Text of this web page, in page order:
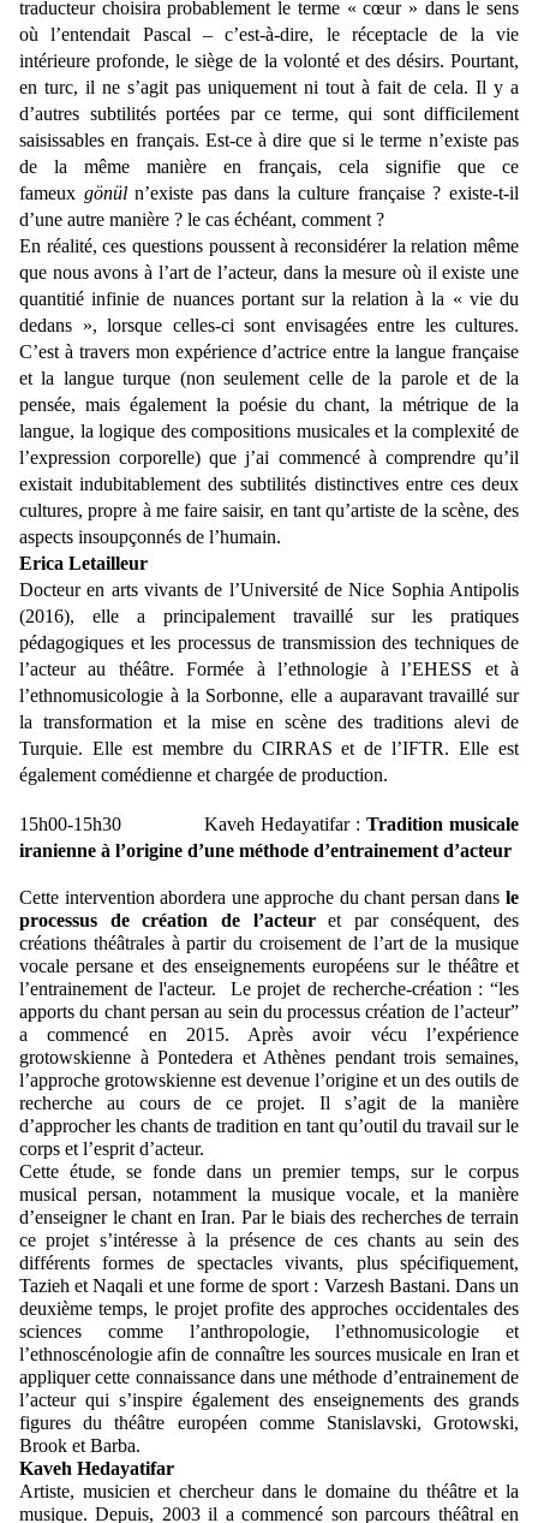
traducteur choisira probablement le terme « cœur » dans le sens
où l’entendait Pascal – c’est-à-dire, le réceptacle de la vie
intérieure profonde, le siège de la volonté et des désirs. Pourtant,
en turc, il ne s’agit pas uniquement ni tout à fait de cela. Il y a
d’autres subtilités portées par ce terme, qui sont difficilement
saisissables en français. Est-ce à dire que si le terme n’existe pas
de la même manière en français, cela signifie que ce
fameux gönüln’existe pas dans la culture française ? existe-t-il
d’une autre manière ? le cas échéant, comment ?
En réalité, ces questions poussent à reconsidérer la relation même
que nous avons à l’art de l’acteur, dans la mesure où il existe une
quantitié infinie de nuances portant sur la relation à la « vie du
dedans », lorsque celles-ci sont envisagées entre les cultures.
C’est à travers mon expérience d’actrice entre la langue française
et la langue turque (non seulement celle de la parole et de la
pensée, mais également la poésie du chant, la métrique de la
langue, la logique des compositions musicales et la complexité de
l’expression corporelle) que j’ai commencé à comprendre qu’il
existait indubitablement des subtilités distinctives entre ces deux
cultures, propre à me faire saisir, en tant qu’artiste de la scène, des
aspects insoupçonnés de l’humain.
Erica Letailleur
Docteur en arts vivants de l’Université de Nice Sophia Antipolis
(2016), elle a principalement travaillé sur les pratiques
pédagogiques et les processus de transmission des techniques de
l’acteur au théâtre. Formée à l’ethnologie à l’EHESS et à
l’ethnomusicologie à la Sorbonne, elle a auparavant travaillé sur
la transformation et la mise en scène des traditions alevi de
Turquie. Elle est membre du CIRRAS et de l’IFTR. Elle est
également comédienne et chargée de production.
15h00-15h30 Kaveh Hedayatifar :Tradition musicale
iranienne à l’origine d’une méthode d’entrainement d’acteur
Cette intervention abordera une approche du chant persan dans le
processus de création de l’acteuret par conséquent, des
créations théâtrales à partir du croisement de l’art de la musique
vocale persane et des enseignements européens sur le théâtre et
l’entrainement de l'acteur. Le projet de recherche-création : “les
apports du chant persan au sein du processus création de l’acteur”
a commencé en 2015. Après avoir vécu l’expérience
grotowskienne à Pontedera et Athènes pendant trois semaines,
l’approche grotowskienne est devenue l’origine et un des outils de
recherche au cours de ce projet. Il s’agit de la manière
d’approcher les chants de tradition en tant qu’outil du travail sur le
corps et l’esprit d’acteur.
Cette étude, se fonde dans un premier temps, sur le corpus
musical persan, notamment la musique vocale, et la manière
d’enseigner le chant en Iran. Par le biais des recherches de terrain
ce projet s’intéresse à la présence de ces chants au sein des
différents formes de spectacles vivants, plus spécifiquement,
Tazieh et Naqali et une forme de sport : Varzesh Bastani. Dans un
deuxième temps, le projet profite des approches occidentales des
sciences comme l’anthropologie, l’ethnomusicologie et
l’ethnoscénologie afin de connaître les sources musicale en Iran et
appliquer cette connaissance dans une méthode d’entrainement de
l’acteur qui s’inspire également des enseignements des grands
figures du théâtre européen comme Stanislavski, Grotowski,
Brook et Barba.
Kaveh Hedayatifar
Artiste, musicien et chercheur dans le domaine du théâtre et la
musique. Depuis, 2003 il a commencé son parcours théâtral en